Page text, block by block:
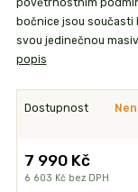
povětrnostnim
bočnice jsou
svou jedinečnou
popis
Dostupnost
7 990 Kč
6 603 Kč bez DPH